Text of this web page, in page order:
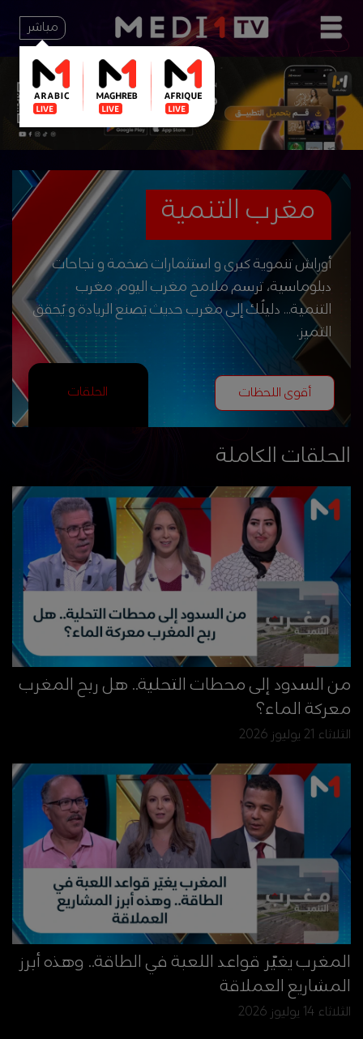
مباشر
مغرب التنمية
أوراش تنموية كبرى و استثمارات ضخمة و نجاحات
دبلوماسية، ترسم ملامح مغرب اليوم. مغرب
التنمية... دليلُك إلى مغرب حديث يَصنع الريادة و يُحقق
التميز.
أقوى اللحظات الحلقات
الحلقات الكاملة
من السدود إلى محطات التحلية.. هل ربح المغرب
معركة الماء؟
الثلاثاء 21 يوليوز 2026
المغرب يغيّر قواعد اللعبة في الطاقة.. وهذه أبرز
المشاريع العملاقة
الثلاثاء 14 يوليوز 2026